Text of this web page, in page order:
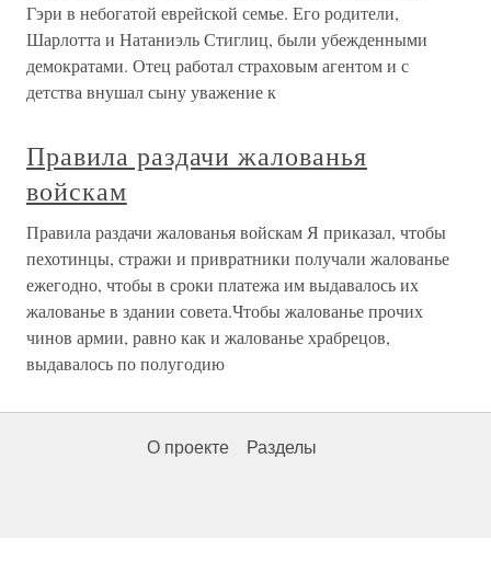
Гэри в небогатой еврейской семье. Его родители,
Шарлотта и Натаниэль Стиглиц, были убежденными
демократами. Отец работал страховым агентом и с
детства внушал сыну уважение к
Правила раздачи жалованья
войскам
Правила раздачи жалованья войскам Я приказал, чтобы
пехотинцы, стражи и привратники получали жалованье
ежегодно, чтобы в сроки платежа им выдавалось их
жалованье в здании совета.Чтобы жалованье прочих
чинов армии, равно как и жалованье храбрецов,
выдавалось по полугодию
О проекте Разделы